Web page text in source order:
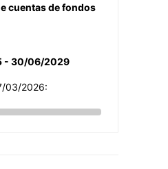
cuentas de fondos
- 30/06/2029
03/2026: